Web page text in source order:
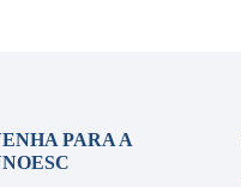
PARA A